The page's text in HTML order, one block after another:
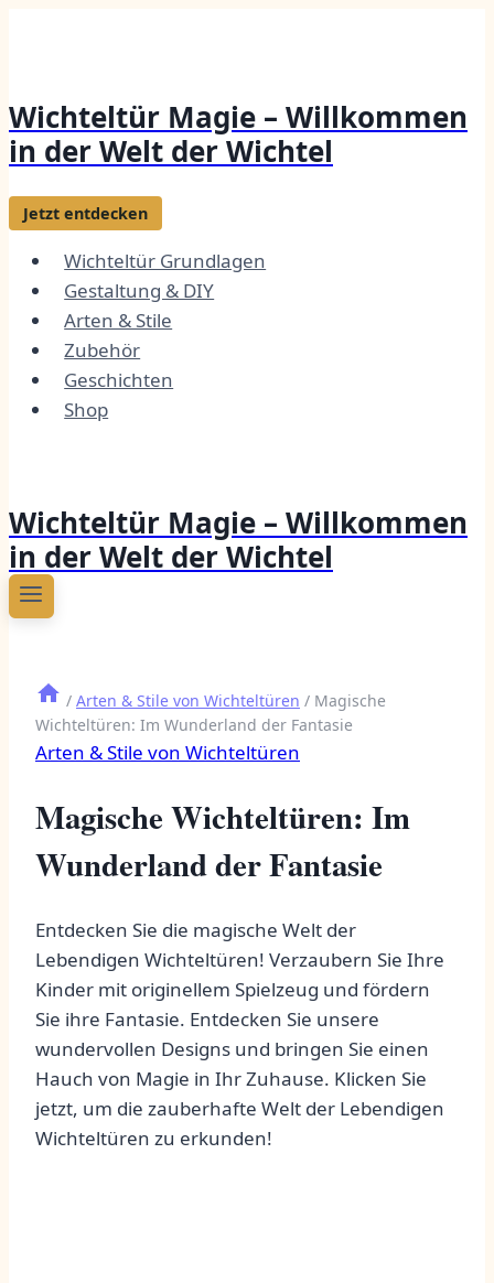
Wichteltür Magie – Willkommen
in der Welt der Wichtel
Jetzt entdecken
Wichteltür Grundlagen
Gestaltung & DIY
Arten & Stile
Zubehör
Geschichten
Shop
Wichteltür Magie – Willkommen
in der Welt der Wichtel
/ Arten & Stile von Wichteltüren / Magische
Wichteltüren: Im Wunderland der Fantasie
Arten & Stile von Wichteltüren
Magische Wichteltüren: Im
Wunderland der Fantasie
Entdecken Sie die magische Welt der
Lebendigen Wichteltüren! Verzaubern Sie Ihre
Kinder mit originellem Spielzeug und fördern
Sie ihre Fantasie. Entdecken Sie unsere
wundervollen Designs und bringen Sie einen
Hauch von Magie in Ihr Zuhause. Klicken Sie
jetzt, um die zauberhafte Welt der Lebendigen
Wichteltüren zu erkunden!